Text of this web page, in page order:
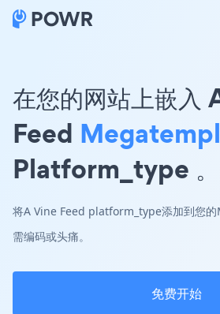
在您的网站上嵌入
Feed
Platform_type 。
将A Vine Feed platform_type添加到您
需编码或头痛。
免费开始